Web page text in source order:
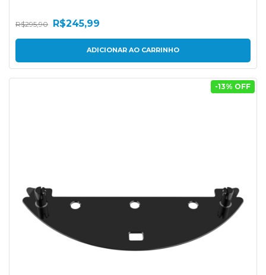
R$295,90 R$245,99
-13% OFF